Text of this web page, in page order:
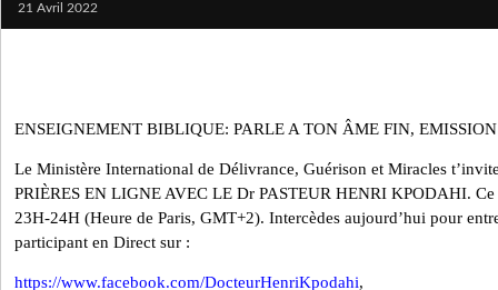
21 Avril 2022
ENSEIGNEMENT BIBLIQUE: PARLE A TON ÂME FIN,
Le Ministère International de Délivrance, Guérison et Miracles
PRIÈRES EN LIGNE AVEC LE Dr PASTEUR HENRI KPODAHI.
23H-24H (Heure de Paris, GMT+2). Intercèdes aujourd’hui pour
participant en Direct sur :
https://www.facebook.com/DocteurHenriKpodahi,